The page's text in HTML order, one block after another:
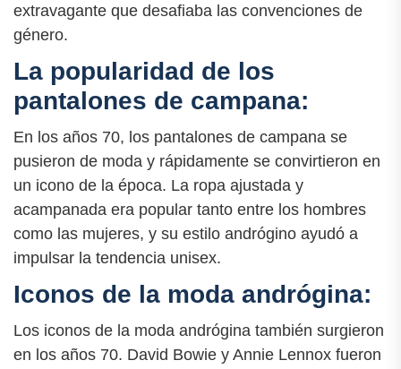
extravagante que desafiaba las convenciones de
género.
La popularidad de los
pantalones de campana:
En los años 70, los pantalones de campana se
pusieron de moda y rápidamente se convirtieron en
un icono de la época. La ropa ajustada y
acampanada era popular tanto entre los hombres
como las mujeres, y su estilo andrógino ayudó a
impulsar la tendencia unisex.
Iconos de la moda andrógina:
Los iconos de la moda andrógina también surgieron
en los años 70. David Bowie y Annie Lennox fueron